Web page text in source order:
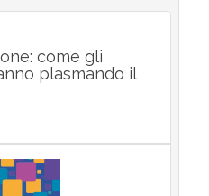
come gli
plasmando il